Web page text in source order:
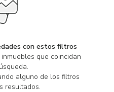
con estos filtros
que coincidan
alguno de los filtros
resultados.